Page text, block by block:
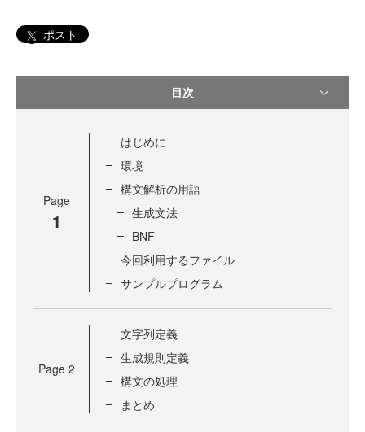
ポスト
目次
Page
1
はじめに
環境
構文解析の用語
生成文法
BNF
今回利用するファイル
サンプルプログラム
Page 2
文字列定義
生成規則定義
構文の処理
まとめ